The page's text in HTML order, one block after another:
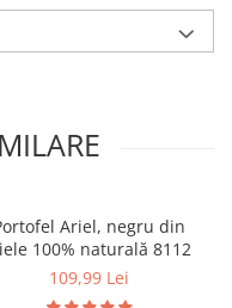
Ariel, negru din
100% naturală 8112
109,99 Lei